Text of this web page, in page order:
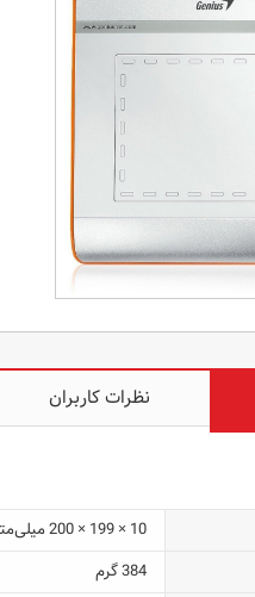
نظرات کاربران
10 × 199 × 200 میلی‌متر
384 گرم